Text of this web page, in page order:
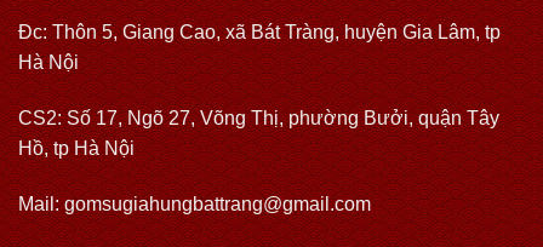
Đc: Thôn 5, Giang Cao, xã Bát Tràng, huyện Gia Lâm, tp
Hà Nội
CS2: Số 17, Ngõ 27, Võng Thị, phường Bưởi, quận Tây
Hồ, tp Hà Nội
Mail: gomsugiahungbattrang@gmail.com